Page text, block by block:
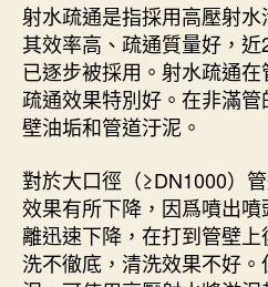
射水疏通是指採用高壓射水
其效率高、疏通質量好，
已逐步被採用。射水疏通
疏通效果特別好。在非滿
壁油垢和管道汙泥。
對於大口徑（≥DN1000）
效果有所下降，因爲噴出
離迅速下降，在打到管壁
洗不徹底，清洗效果不好